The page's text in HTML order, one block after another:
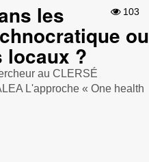
103
les
ou
locaux ?
au CLERSÉ
L'approche « One health